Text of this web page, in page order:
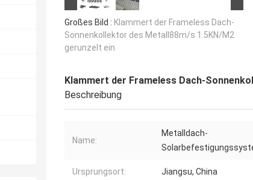
Großes Bild : Klammert der Frameless Dach-
Sonnenkollektor des Metall88m/s 1.5KN/M2
gerunzelt ein
Klammert der Frameless Dach-
Beschreibung
Name:
Metalldach-
Ursprungsort: Jiangsu, China